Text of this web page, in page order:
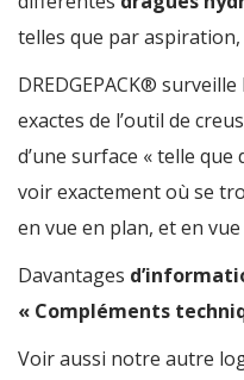
telles que par
DREDGEPACK®
exactes de l’outil de
d’une surface « telle
voir exactement où se
en vue en plan, et en
Davantages
« Compléments
Voir aussi notre autre